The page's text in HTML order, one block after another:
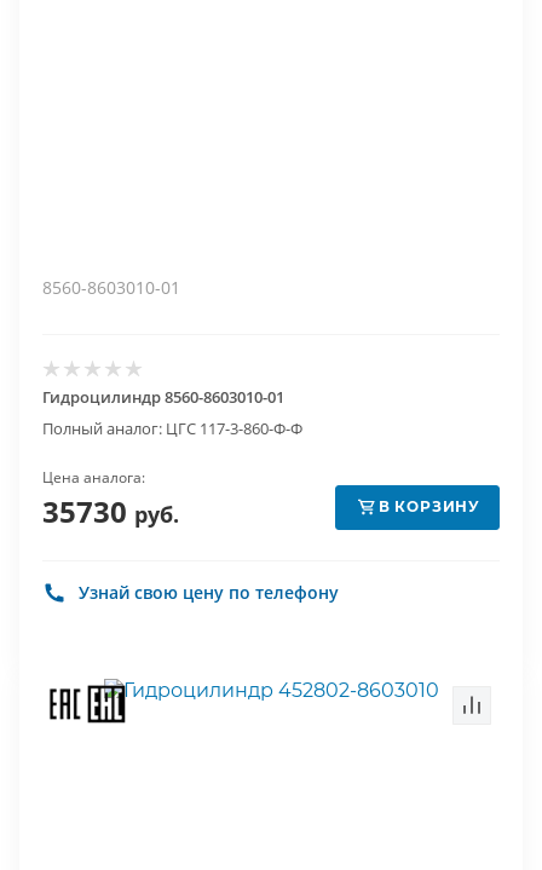
8560-8603010-01
Гидроцилиндр 8560-8603010-01
Полный аналог: ЦГС 117-3-860-Ф-Ф
Цена аналога:
35730 руб. В КОРЗИНУ
Узнай свою цену по телефону